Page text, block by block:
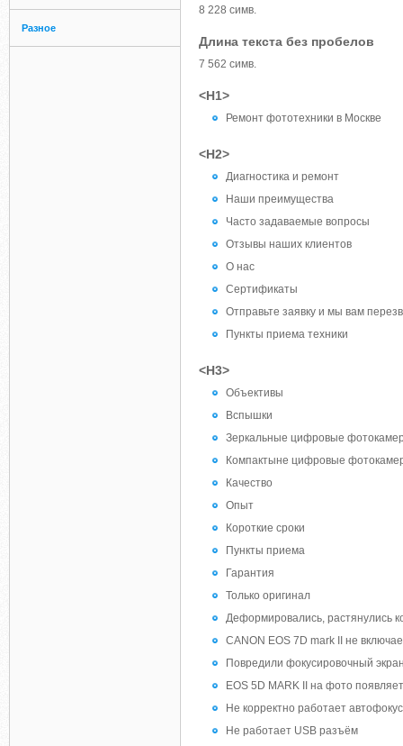
Разное
8 228 симв.
Длина текста без пробелов
7 562 симв.
<H1>
Ремонт фототехники в Москве
<H2>
Диагностика и ремонт
Наши преимущества
Часто задаваемые вопросы
Отзывы наших клиентов
О нас
Сертификаты
Отправьте заявку и мы вам
Пункты приема техники
<H3>
Объективы
Вспышки
Зеркальные цифровые
Компактыне цифровые
Качество
Опыт
Короткие сроки
Пункты приема
Гарантия
Только оригинал
Деформировались, растянулись
CANON EOS 7D mark II не
Повредили фокусировочный
EOS 5D MARK II на фото
Не корректно работает
Не работает USB разъём